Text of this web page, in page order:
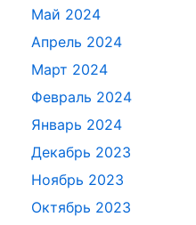
Май 2024
Апрель 2024
Март 2024
Февраль 2024
Январь 2024
Декабрь 2023
Ноябрь 2023
Октябрь 2023